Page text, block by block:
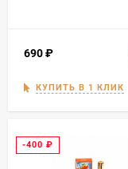
690₽
КУПИТЬ В 1 КЛИК
-400 ₽